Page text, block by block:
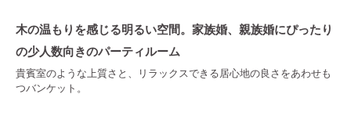
木の温もりを感じる明るい空間。家族婚、親族婚にぴったり
の少人数向きのパーティルーム
貴賓室のような上質さと、リラックスできる居心地の良さをあわせも
つバンケット。